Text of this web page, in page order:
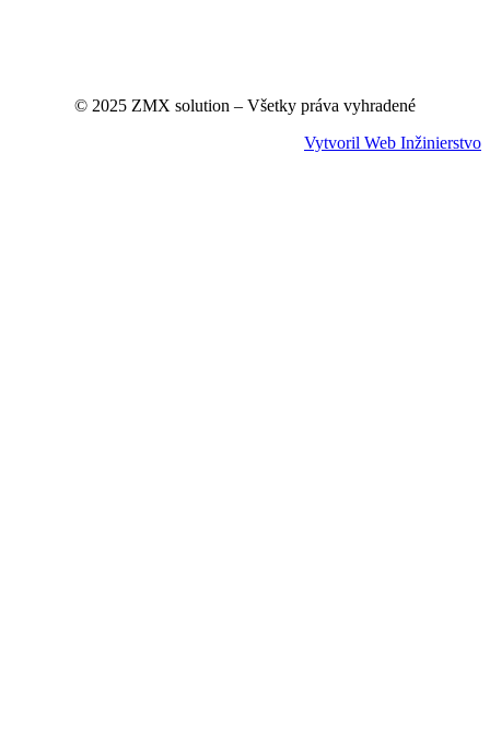
© 2025 ZMX solution – Všetky práva vyhradené
Vytvoril Web Inžinierstvo